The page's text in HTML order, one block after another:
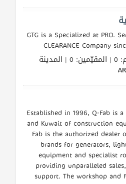
GTG is a Specialized at PRO.
CLEARANCE Company
Established in 1996, Q-Fab is
and Kuwait of construction
Fab is the authorized
brands for generators,
equipment and specialist
providing unparalleled
support. The workshop and